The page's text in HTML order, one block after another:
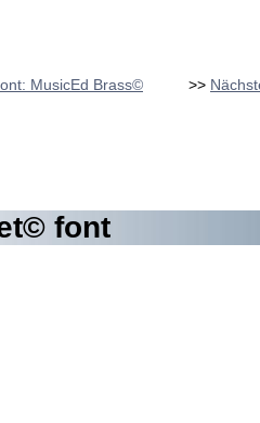
MusicEd Brass©
>>
font